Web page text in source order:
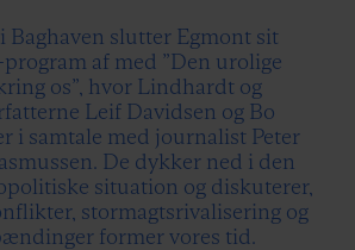
Baghaven slutter Egmont sit
af med ”Den urolige
os”, hvor Lindhardt og
Leif Davidsen og Bo
i samtale med journalist Peter
De dykker ned i den
situation og diskuterer,
stormagtsrivalisering og
former vores tid.